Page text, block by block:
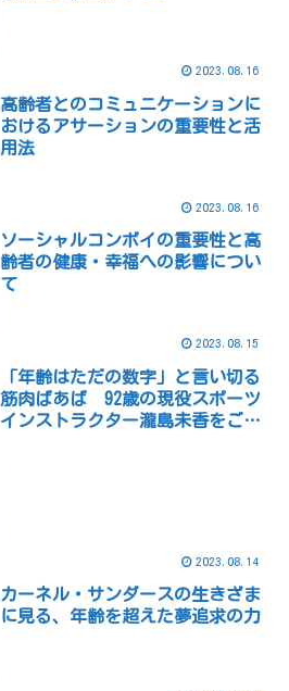
2023.08.16
高齢者とのコミュニケーションに
おけるアサーションの重要性と活
用法
2023.08.16
ソーシャルコンボイの重要性と高
齢者の健康・幸福への影響につい
て
2023.08.15
「年齢はただの数字」と言い切る
筋肉ばあば 92歳の現役スポーツ
インストラクター瀧島未香をご紹
2023.08.14
カーネル・サンダースの生きざま
に見る、年齢を超えた夢追求の力